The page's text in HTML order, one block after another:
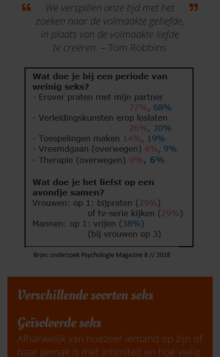
We verspillen onze tijd met het
zoeken naar de volmaakte geliefde,
in plaats van de volmaakte liefde
te creëren. – Tom Robbins
Verschillende soorten seks
Geïsoleerde seks
Afhankelijk van hoezeer iemand op zijn of
haar gemak is met intimiteit en hoe veilig